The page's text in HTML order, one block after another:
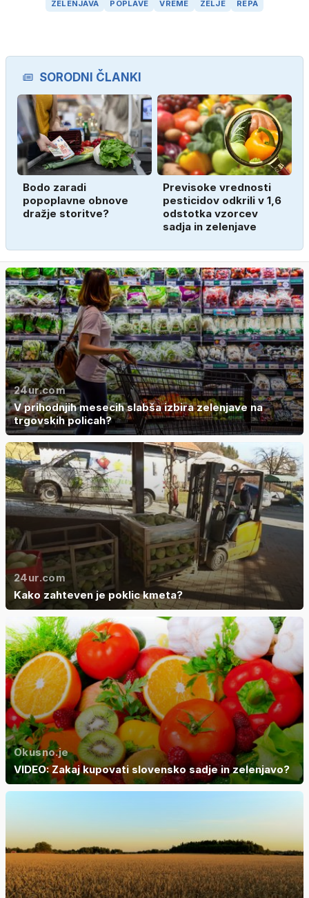
ZELENJAVA POPLAVE VREME ZELJE REPA
SORODNI ČLANKI
Bodo zaradi
popoplavne obnove
dražje storitve?
Previsoke vrednosti
pesticidov odkrili v 1,6
odstotka vzorcev
sadja in zelenjave
24ur.com
V prihodnjih mesecih slabša izbira zelenjave na
trgovskih policah?
24ur.com
Kako zahteven je poklic kmeta?
Okusno.je
VIDEO: Zakaj kupovati slovensko sadje in zelenjavo?